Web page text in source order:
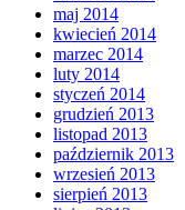
maj 2014
kwiecień 2014
marzec 2014
luty 2014
styczeń 2014
grudzień 2013
listopad 2013
październik 2013
wrzesień 2013
sierpień 2013